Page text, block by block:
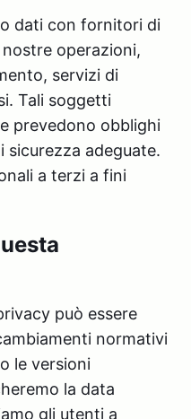
dati con fornitori di
operazioni,
servizi di
Tali soggetti
prevedono obblighi
sicurezza adeguate.
a terzi a fini
può essere
normativi
le versioni
la data
gli utenti a